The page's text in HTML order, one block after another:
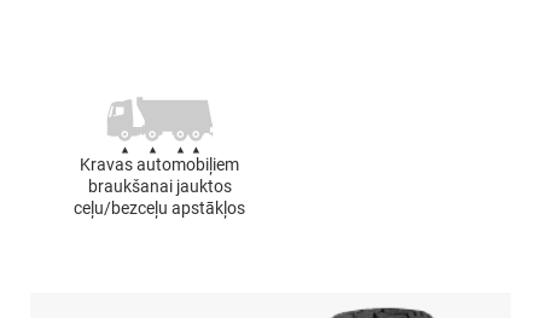
Kravas automobiļiem
braukšanai jauktos
ceļu/bezceļu apstākļos